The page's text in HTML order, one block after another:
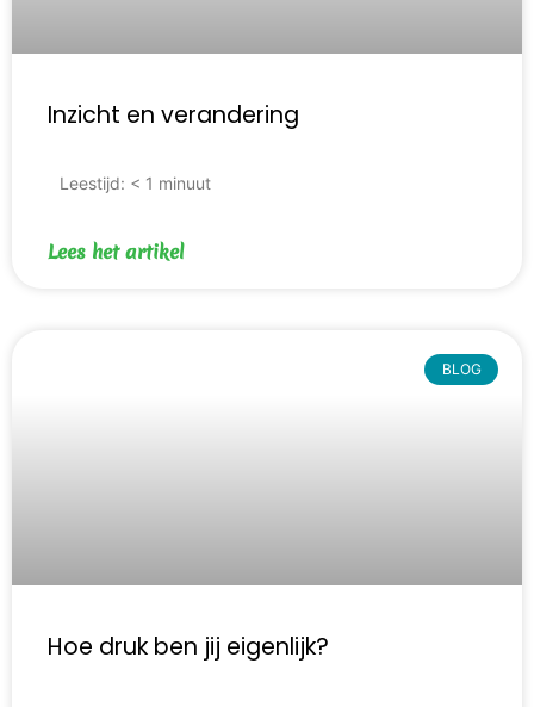
Inzicht en verandering
Leestijd: < 1 minuut
Lees het artikel
BLOG
Hoe druk ben jij eigenlijk?